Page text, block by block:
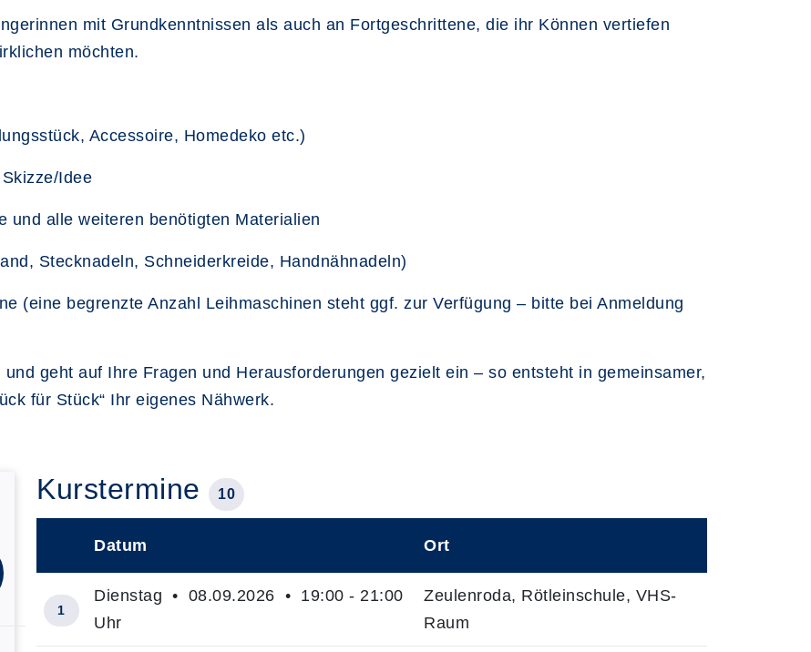
mit Grundkenntnissen als auch an Fortgeschrittene, die ihr Können vertiefen
möchten.
Accessoire, Homedeko etc.)
Idee
und alle weiteren benötigten Materialien
Stecknadeln, Schneiderkreide, Handnähnadeln)
(eine begrenzte Anzahl Leihmaschinen steht ggf. zur Verfügung – bitte bei Anmeldung
geht auf Ihre Fragen und Herausforderungen gezielt ein – so entsteht in gemeinsamer,
für Stück“ Ihr eigenes Nähwerk.
Kurstermine 10
Datum Ort
1
Dienstag • 08.09.2026 • 19:00 - 21:00
Uhr
Zeulenroda, Rötleinschule, VHS-
Raum